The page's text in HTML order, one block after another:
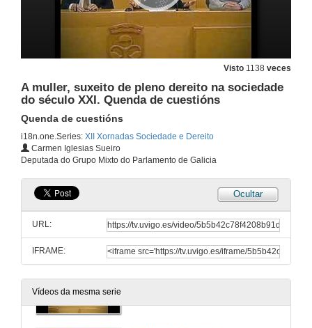
Visto 1138 veces
A muller, suxeito de pleno dereito na sociedade
do século XXI. Quenda de cuestións
Quenda de cuestións
i18n.one.Series: XII Xornadas Sociedade e Dereito
Carmen Iglesias Sueiro
Deputada do Grupo Mixto do Parlamento de Galicia
Ocultar
URL:
IFRAME:
Vídeos da mesma serie
Conferencia
4 de abr. de 2016
O papel do dereito administrativo na consecución da igualdade entre homes e mulleres. Quenda de cuestións
Quenda de cuestións
Conferencia
4 de abr. de 2016